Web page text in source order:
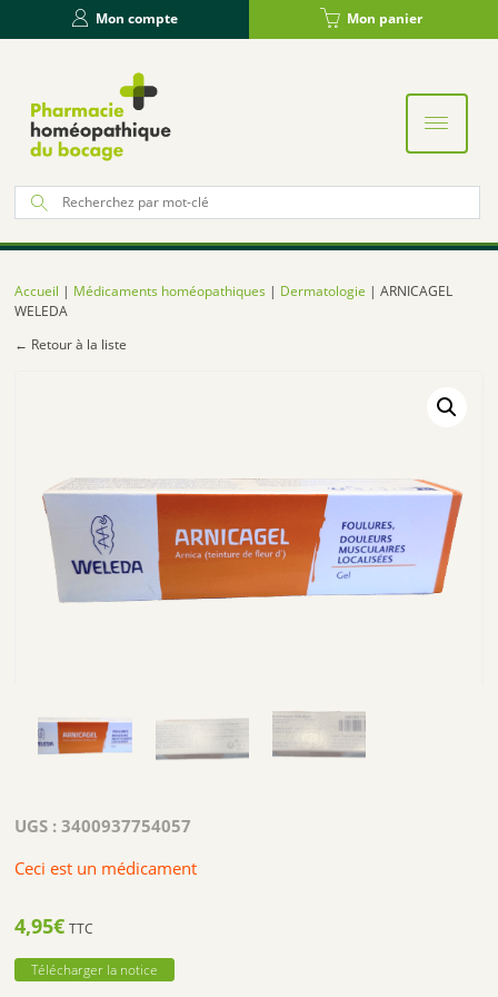
Mon compte Mon panier
:
Accueil | Médicaments homéopathiques | Dermatologie | ARNICAGEL
WELEDA
← Retour à la liste
UGS :3400937754057
Ceci est un médicament
4,95€ TTC
Télécharger la notice
Panneau de gestion des cookies